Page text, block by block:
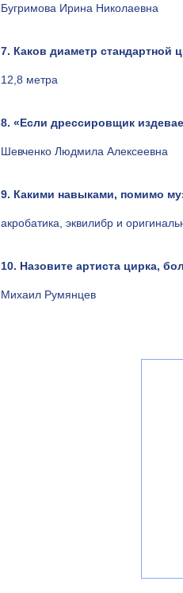
Бугримова Ирина Николаевна
7. Каков диаметр стандартной
12,8 метра
8. «Если дрессировщик
Шевченко Людмила Алексеевна
9. Какими навыками, помимо
акробатика, эквилибр и
10. Назовите артиста цирка,
Михаил Румянцев